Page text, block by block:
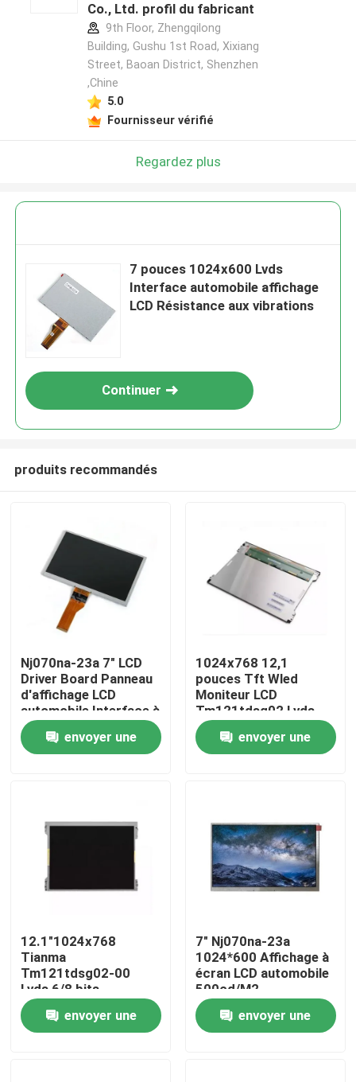
Accueil
Produits
Vidéos
Visite de l'usine
Nouvelles
Demandez un devis
Co., Ltd. profil du fabricant
9th Floor, Zhengqilong
Building, Gushu 1st Road, Xixiang
Street, Baoan District, Shenzhen
,Chine
5.0
Fournisseur vérifié
Regardez plus
7 pouces 1024x600 Lvds
Interface automobile affichage
LCD Résistance aux vibrations
Continuer
produits recommandés
Nj070na-23a 7" LCD
Driver Board Panneau
d'affichage LCD
automobile Interface à
50 broches
envoyer une
1024x768 12,1
pouces Tft Wled
Moniteur LCD
Tm121tdsg02 Lvds
Tft Affichage
envoyer une
12.1"1024x768
Tianma
Tm121tdsg02-00
Lvds 6/8 bits
Téléphone portable
écrans LCDenvoyer une
7" Nj070na-23a
1024*600 Affichage à
écran LCD automobile
500cd/M2
envoyer une